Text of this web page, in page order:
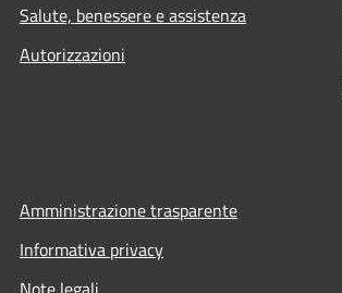
Salute, benessere e assistenza
Autorizzazioni
Amministrazione trasparente
Informativa privacy